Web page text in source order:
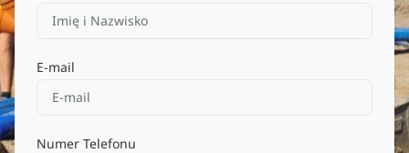
E-mail
Numer Telefonu